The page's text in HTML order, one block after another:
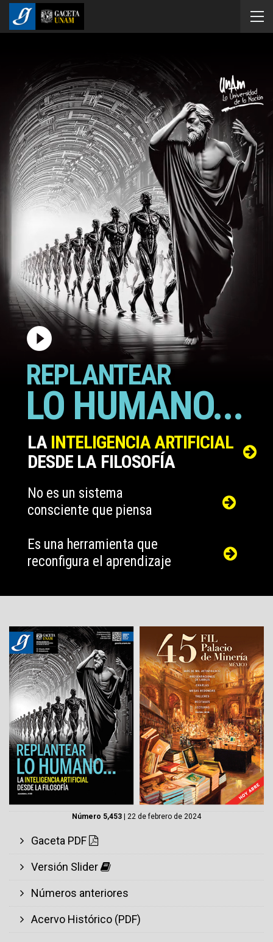
play_circle_filled
LA INTELIGENCIA ARTIFICIAL
DESDE LA FILOSOFÍA
REPLANTEAR
No es un sistema
consciente que piensa
Es una herramienta que
reconfigura el aprendizaje
LO HUMANO...
Número 5,453 | 22 de febrero de 2024
Gaceta PDF
Versión Slider
Números anteriores
Acervo Histórico (PDF)